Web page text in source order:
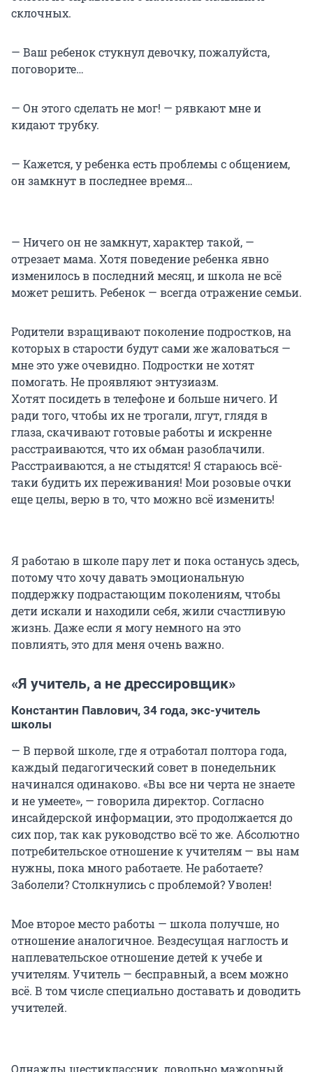
склочных.
— Ваш ребенок стукнул девочку, пожалуйста,
поговорите…
— Он этого сделать не мог! — рявкают мне и
кидают трубку.
— Кажется, у ребенка есть проблемы с общением,
он замкнут в последнее время…
— Ничего он не замкнут, характер такой, —
отрезает мама. Хотя поведение ребенка явно
изменилось в последний месяц, и школа не всё
может решить. Ребенок — всегда отражение семьи.
Родители взращивают поколение подростков, на
которых в старости будут сами же жаловаться —
мне это уже очевидно. Подростки не хотят
помогать. Не проявляют энтузиазм.
Хотят посидеть в телефоне и больше ничего. И
ради того, чтобы их не трогали, лгут, глядя в
глаза, скачивают готовые работы и искренне
расстраиваются, что их обман разоблачили.
Расстраиваются, а не стыдятся! Я стараюсь всё-
таки будить их переживания! Мои розовые очки
еще целы, верю в то, что можно всё изменить!
Я работаю в школе пару лет и пока останусь здесь,
потому что хочу давать эмоциональную
поддержку подрастающим поколениям, чтобы
дети искали и находили себя, жили счастливую
жизнь. Даже если я могу немного на это
повлиять, это для меня очень важно.
«Я учитель, а не дрессировщик»
Константин Павлович, 34 года, экс-учитель
школы
— В первой школе, где я отработал полтора года,
каждый педагогический совет в понедельник
начинался одинаково. «Вы все ни черта не знаете
и не умеете», — говорила директор. Согласно
инсайдерской информации, это продолжается до
сих пор, так как руководство всё то же. Абсолютно
потребительское отношение к учителям — вы нам
нужны, пока много работаете. Не работаете?
Заболели? Столкнулись с проблемой? Уволен!
Мое второе место работы — школа получше, но
отношение аналогичное. Вездесущая наглость и
наплевательское отношение детей к учебе и
учителям. Учитель — бесправный, а всем можно
всё. В том числе специально доставать и доводить
учителей.
Однажды шестиклассник, довольно мажорный,